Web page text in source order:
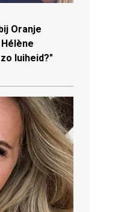
Oranje
luiheid?"